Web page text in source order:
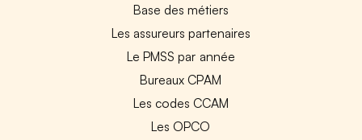
Base des métiers
Les assureurs partenaires
Le PMSS par année
Bureaux CPAM
Les codes CCAM
Les OPCO